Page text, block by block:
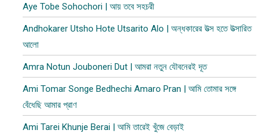
Aye Tobe Sohochori | আয় তবে সহচরী
Andhokarer Utsho Hote Utsarito Alo | অন্ধকারের উত্স হতে উত্সারিত
আলো
Amra Notun Jouboneri Dut | আমরা নতুন যৌবনেরই দূত
Ami Tomar Songe Bedhechi Amaro Pran | আমি তোমার সঙ্গে
বেঁধেছি আমার প্রাণ
Ami Tarei Khunje Berai | আমি তারেই খুঁজে বেড়াই